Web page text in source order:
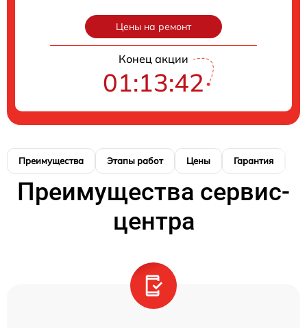
Цены на ремонт
Конец акции
01:13:41
Преимущества Этапы работ Цены Гарантия
Преимущества сервис-
центра